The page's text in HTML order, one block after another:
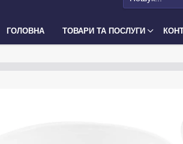
ГОЛОВНА ТОВАРИ ТА ПОСЛУГИ